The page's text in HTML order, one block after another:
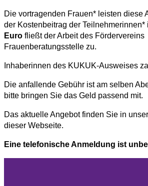
Die vortragenden Frauen* leisten diese
der Kostenbeitrag der Teilnehmerinnen*
Euro fließt der Arbeit des Fördervereins
Frauenberatungsstelle zu.
Inhaberinnen des KUKUK-Ausweises
Die anfallende Gebühr ist am selben
bitte bringen Sie das Geld passend mit.
Das aktuelle Angebot finden Sie in
dieser Webseite.
Eine telefonische Anmeldung ist